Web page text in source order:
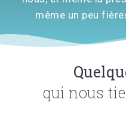
même un peu
qui nous